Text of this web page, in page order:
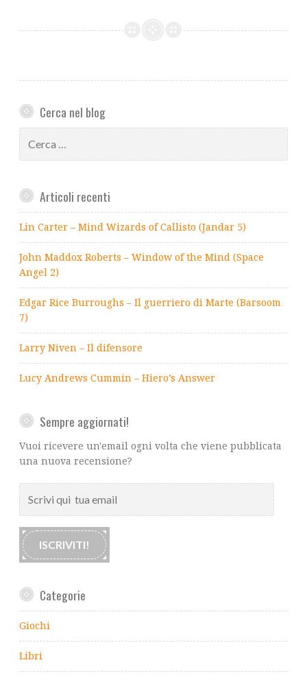
Cerca nel blog
per:
Articoli recenti
Lin Carter – Mind Wizards of Callisto (Jandar 5)
John Maddox Roberts – Window of the Mind (Space
Angel 2)
Edgar Rice Burroughs – Il guerriero di Marte (Barsoom
7)
Larry Niven – Il difensore
Lucy Andrews Cummin – Hiero’s Answer
Sempre aggiornati!
Vuoi ricevere un'email ogni volta che viene pubblicata
una nuova recensione?
qui
tua
email
ISCRIVITI!
Categorie
Giochi
Libri